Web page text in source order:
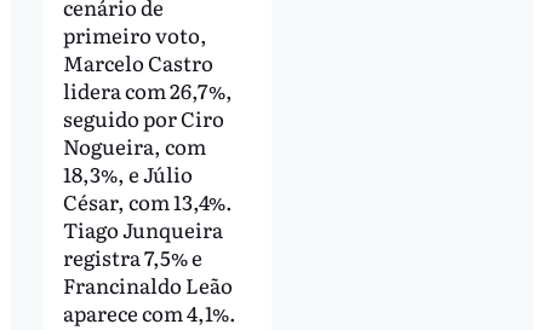
cenário de
primeiro voto,
Marcelo Castro
lidera com 26,7%,
seguido por Ciro
Nogueira, com
18,3%, e Júlio
César, com 13,4%.
Tiago Junqueira
registra 7,5% e
Francinaldo Leão
aparece com 4,1%.